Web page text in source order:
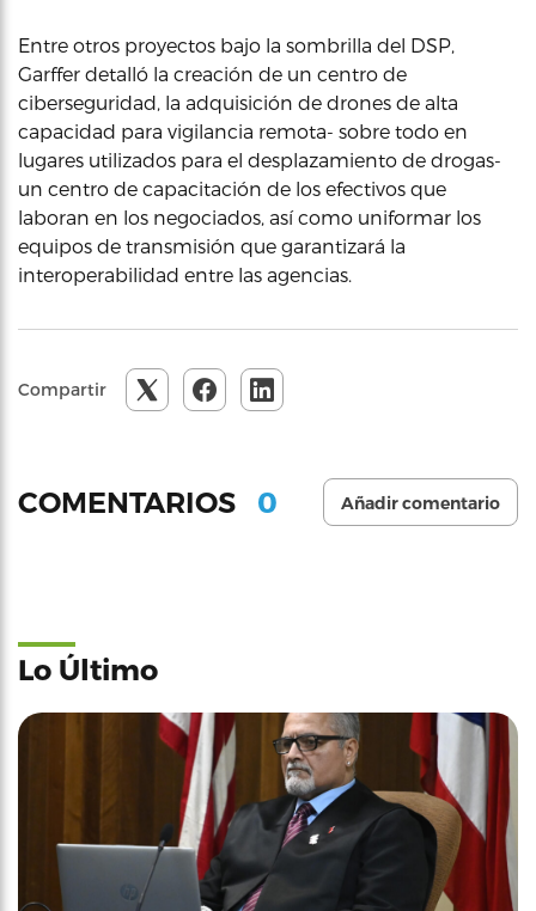
Entre otros proyectos bajo la sombrilla del DSP,
Garffer detalló la creación de un centro de
ciberseguridad, la adquisición de drones de alta
capacidad para vigilancia remota- sobre todo en
lugares utilizados para el desplazamiento de drogas-
un centro de capacitación de los efectivos que
laboran en los negociados, así como uniformar los
equipos de transmisión que garantizará la
interoperabilidad entre las agencias.
Compartir
COMENTARIOS 0 Añadir comentario
Lo Último